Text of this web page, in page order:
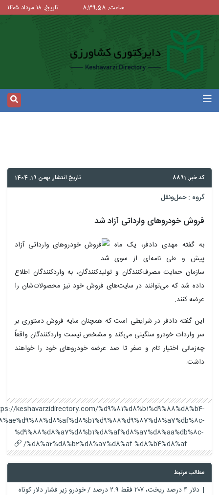
ساعت: 8:39:59 تاریخ: ۱۸ مرداد ۱۴۰۵
کد خبر: 8891 تاریخ انتشار: بهمن 19, 1404
گروه :حمل‌و‌نقل
فروش خودروهای وارداتی آزاد شد
به گفته مهدی دادفر، یک ماه
پیش و طی نامه‌ای از سوی
سازمان حمایت مصرف‌کنندگان و تولیدکنندگان، به واردکنندگان اطلاع
داده شد که می‌توانند در سایت‌های فروش خود نیز محصولات‌شان را
عرضه کنند.
این گفته دادفر در شرایطی است که همچنان سایه فروش دستوری بر
سر واردات خودرو سنگینی می‌کند و مشخص نیست واردکنندگان واقعاً
چه‌زمانی اختیار تام و صفر تا صد عرضه خودروهای خود را خواهند
داشت.
https://keshavarzidirectory.com/%d9%81%d8%b1%d9%88%d8%b4-
%d8%ae%d9%88%d8%af%d8%b1%d9%88%d9%87%d8%a7%db%8c-
%d9%88%d8%a7%d8%b1%d8%af%d8%a7%d8%aa%db%8c-
%d8%a2%d8%b2%d8%a7%d8%af-%d8%b4%d8%af/
مطالب مرتبط
دلار ۴ درصد ریخت، ۲۰۷ فقط ۲.۹ درصد / خودرو زیر فشار دلار کوتاه